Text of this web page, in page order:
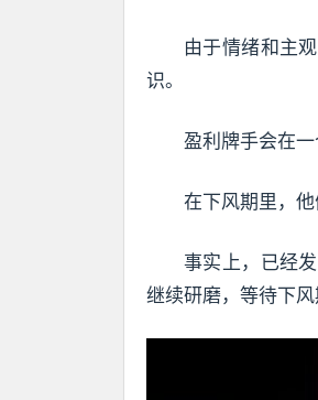
由于情绪和主
识。
盈利牌手会在
在下风期里，
事实上，已经
继续研磨，等待下风